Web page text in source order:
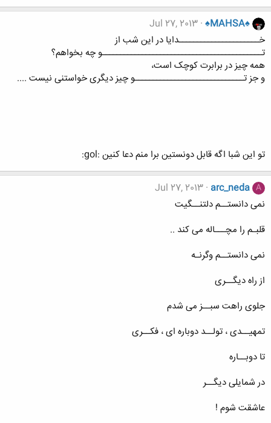
♠MAHSA♠
Jul 27, 2013
خــــــــــــــــــــــدایا در این شب از
تــــــــــــــــــــــــــــــــــــــــــــو چه بخواهم؟
همه چیز در برابرت کوچک است،
و جز تــــــــــــــــــــــــــــــو چیز دیگری خواستنی نیست ....
تو این شبا اگه قابل دونستین برا منم دعا کنین :gol:
A
arc_neda
Jul 27, 2013
نمی دانستــم دلتنــگیت
قلبـم را مچـــاله می کند ..
نمی دانستــم وگرنـه
از راه دیگــری
جلوی راهت سبــز می شدم
تمهیــدی ، تولــد دوباره ای ، فکــری
تا دوبــاره
در شمایلی دیگــر
عاشقت شوم !